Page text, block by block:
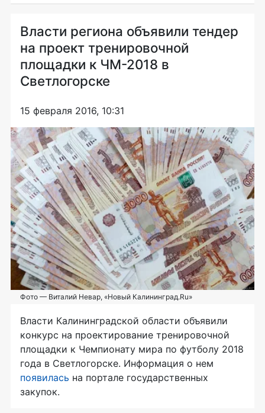
Власти региона объявили тендер
на проект тренировочной
площадки к ЧМ-2018 в
Светлогорске
15 февраля 2016, 10:31
Фото — Виталий Невар, «Новый Калининград.Ru»
Власти Калининградской области объявили
конкурс на проектирование тренировочной
площадки к Чемпионату мира по футболу 2018
года в Светлогорске. Информация о нем
появилась на портале государственных
закупок.